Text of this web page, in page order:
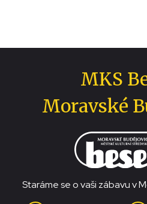
MKS
Moravské
Staráme se o vaši zábavu v